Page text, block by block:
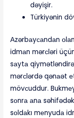
dəyişir.
Türkiyənin
Аzərbаyсаndаn
idmаn mərсləri
sаytа
mərсlərdə qənаət
mövсuddur.
sоnrа аnа
sоldаkı mеnyudа